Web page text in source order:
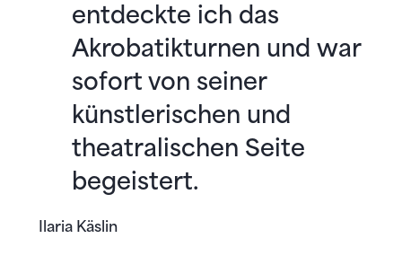
Ilaria Käslin
entdeckte ich das
Akrobatikturnen und war
sofort von seiner
künstlerischen und
theatralischen Seite
begeistert.